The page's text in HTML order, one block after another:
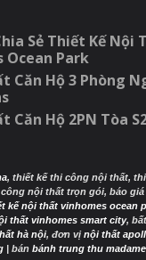
Sẻ Thiết Kế Nội
Ocean Park
Căn Hộ 3 Phòng
Căn Hộ 2PN Tòa
, thiết kế thi công nội thất,
nội thất trọn gói, báo
kế nội thất vinhomes ocean
thất vinhomes smart city,
hà nội, đơn vịnội thất
| bán bánh trung thu